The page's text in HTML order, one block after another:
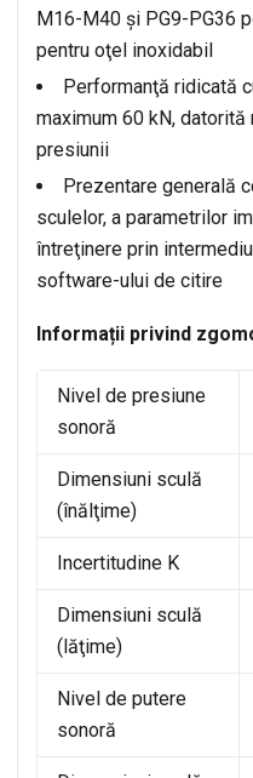
M16-M40 şi PG9-PG36
pentru oţel inoxidabil
Performanţă ridicată
maximum 60 kN,
presiunii
Prezentare generală
sculelor, a parametrilor
întreţinere prin
software-ului de citire
Informații privind
Nivel de presiune
sonoră
Dimensiuni sculă
(înălţime)
Incertitudine K
Dimensiuni sculă
(lăţime)
Nivel de putere
sonoră